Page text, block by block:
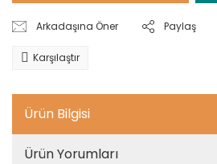
Arkadaşına Öner Paylaş
Karşılaştır
Ürün Bilgisi
Ürün Yorumları